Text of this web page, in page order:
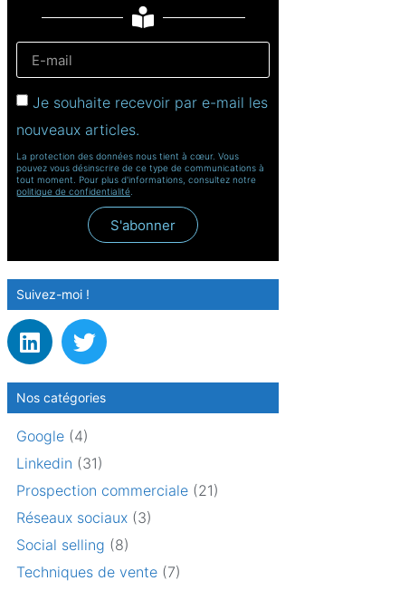
Je souhaite recevoir par e-mail les
nouveaux articles.
La protection des données nous tient à cœur. Vous
pouvez vous désinscrire de ce type de communications à
tout moment. Pour plus d'informations, consultez notre
politique de confidentialité
S'abonner
Suivez-moi !
Nos catégories
Google (4)
Linkedin (31)
Prospection commerciale (21)
Réseaux sociaux (3)
Social selling (8)
Techniques de vente (7)